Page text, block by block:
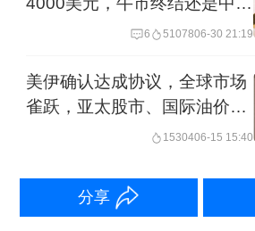
6 5107806-30 21:19
美伊确认达成协议，全球市场
雀跃，亚太股市、国际油价、
1530406-15 15:40
分享